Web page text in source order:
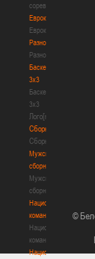
соревнования
Еврокубки
Еврокубки
Разное
Разное
Баскетбол
3х3
Баскетбол
3х3
Лого[modid=121]
Сборные
Сборные
Мужские
сборные
Мужские
сборные
Национальная
команда
Национальная
команда
Национальная
©